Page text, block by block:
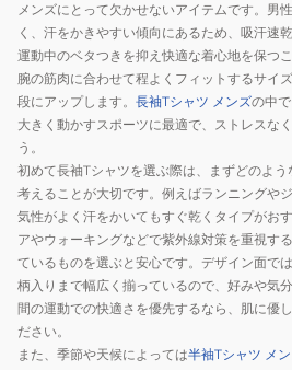
メンズにとって欠かせないアイテムです。男
く、汗をかきやすい傾向にあるため、吸汗速
運動中のベタつきを抑え快適な着心地を保つ
腕の筋肉に合わせて程よくフィットするサイ
段にアップします。 長袖Tシャツ メンズの中
大きく動かすスポーツに最適で、ストレスな
う。
初めて長袖Tシャツを選ぶ際は、まずどのよ
考えることが大切です。例えばランニングや
気性がよく汗をかいてもすぐ乾くタイプがお
アやウォーキングなどで紫外線対策を重視す
ているものを選ぶと安心です。デザイン面で
柄入りまで幅広く揃っているので、好みや気
間の運動での快適さを優先するなら、肌に優
ださい。
また、季節や天候によっては半袖Tシャツ メ